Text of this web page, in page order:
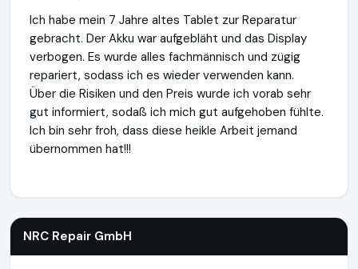
Ich habe mein 7 Jahre altes Tablet zur Reparatur
gebracht. Der Akku war aufgebläht und das Display
verbogen. Es wurde alles fachmännisch und zügig
repariert, sodass ich es wieder verwenden kann.
Über die Risiken und den Preis wurde ich vorab sehr
gut informiert, sodaß ich mich gut aufgehoben fühlte.
Ich bin sehr froh, dass diese heikle Arbeit jemand
übernommen hat!!!
NRC Repair GmbH